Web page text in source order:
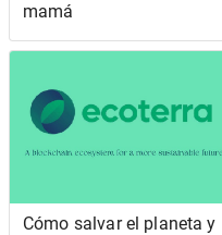
mamá
Cómo salvar el planeta y